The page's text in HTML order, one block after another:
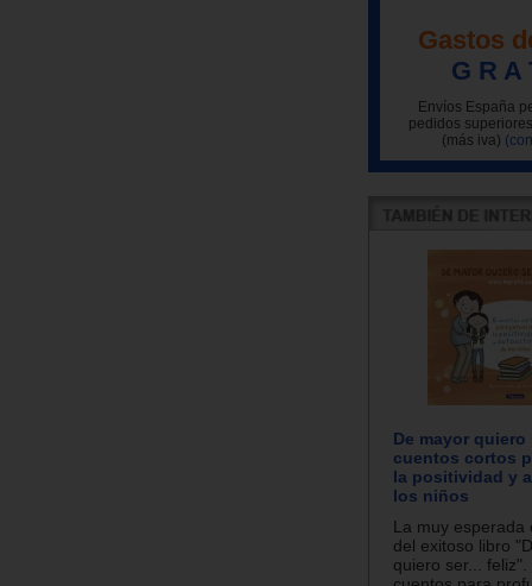
Gastos
G R A
Envíos España
pedidos
(más iva)
De mayor quiero
cuentos cortos
la positividad y
los niños
La muy esperada
del exitoso libro
quiero ser...